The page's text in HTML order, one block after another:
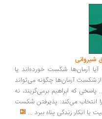
شکست خورده‌اند یا
چگونه می‌تواند
ابراهیم برمی‌گزیند، نه
می‌کند: پذیرفتن شکست
زندگی پناه ببرد...